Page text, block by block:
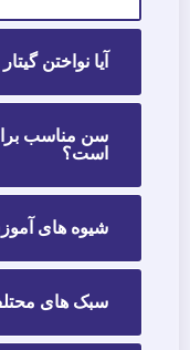
آیا نواختن
سن مناسب
است؟
شیوه های
سبک های